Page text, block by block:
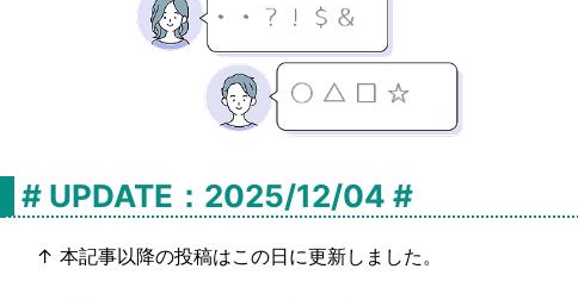
# UPDATE：2025/12/04 #
↑ 本記事以降の投稿はこの日に更新しました。